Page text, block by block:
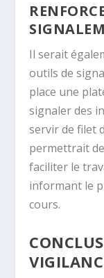
Il serait
outils de
place une
signaler des
servir de filet
permettrait
faciliter le
informant le
cours.